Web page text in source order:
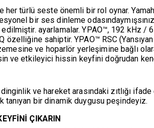
türlü seste önemli bir rol oynar.
bir ses dinleme
ayarlamalar. YPAO™, 192 kHz
sahiptir. YPAO™ RSC
ve hoparlör yerleşimine bağlı
ve etkileyici hissin keyfini doğrudan
ve hareket arasındaki zıtlığı
tanıyan bir dinamik duygusu peşindeyiz.
ÇIKARIN